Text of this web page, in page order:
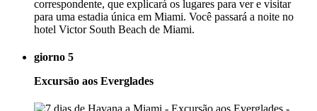
correspondente, que explicará os lugares para ver e visitar
para uma estadia única em Miami. Você passará a noite no
hotel Victor South Beach de Miami.
giorno 5
Excursão aos Everglades